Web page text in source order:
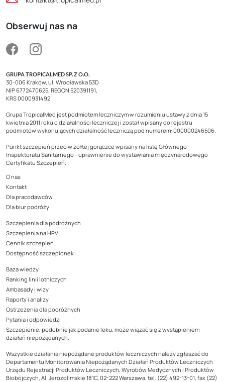
Obserwuj nas na
GRUPA TROPICALMED SP. Z O.O.
30-006 Kraków, ul. Wrocławska 53D
NIP 6772470625, REGON 520391191,
KRS 0000931492
Grupa TropicalMed jest podmiotem leczniczym w rozumieniu ustawy z dnia 15
kwietnia 2011 roku o działalności leczniczej i został wpisany do rejestru
podmiotów wykonujących działalność leczniczą pod numerem: 000000246506.
Punkt szczepień przeciw żółtej gorączce wpisany na listę Głównego
Inspektoratu Sanitarnego - uprawnienie do wystawiania międzynarodowego
Certyfikatu Szczepień.
O nas
Kontakt
Dla pracodawców
Dla biur podróży
Szczepienia dla podróżnych
Szczepienia na HPV
Cennik szczepień
Dostępność szczepionek
Baza wiedzy
Ranking linii lotniczych
Ambasady i wizy
Raporty i analizy
Ostrzeżenia dla podróżnych
Pytania i odpowiedzi
Szczepienie, podobnie jak podanie leku, może wiązać się z wystąpieniem
działań niepożądanych.
Wszystkie działania niepożądane produktów leczniczych należy zgłaszać do
Departamentu Monitorowania Niepożądanych Działań Produktów Leczniczych
Urzędu Rejestracji Produktów Leczniczych, Wyrobów Medycznych i Produktów
Biobójczych, Al. Jerozolimskie 181C, 02-222 Warszawa, tel. (22) 492-13-01, fax (22)